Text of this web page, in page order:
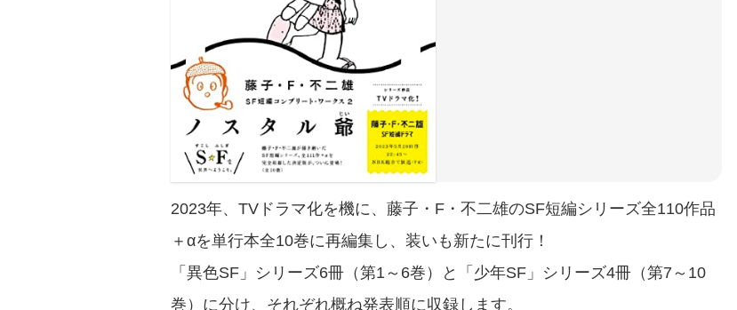
2023年、TVドラマ化を機に、藤子・F・不二雄のSF短編シリーズ全110作品
＋αを単行本全10巻に再編集し、装いも新たに刊行！
「異色SF」シリーズ6冊（第1～6巻）と「少年SF」シリーズ4冊（第7～10
巻）に分け、それぞれ概ね発表順に収録します。